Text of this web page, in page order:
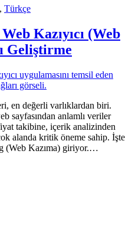
, Türkçe
Kazıyıcı (Web
Geliştirme
en değerli varlıklardan biri.
sayfasından anlamlı veriler
takibine, içerik analizinden
alanda kritik öneme sahip. İşte
(Web Kazıma) giriyor.…